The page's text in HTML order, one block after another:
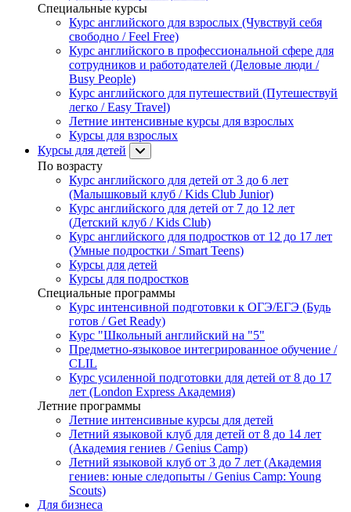
Специальные курсы
Курс английского для взрослых (Чувствуй себя
свободно / Feel Free)
Курс английского в профессиональной сфере для
сотрудников и работодателей (Деловые люди /
Busy People)
Курс английского для путешествий (Путешествуй
легко / Easy Travel)
Летние интенсивные курсы для взрослых
Курсы для взрослых
Курсы для детей
По возрасту
Курс английского для детей от 3 до 6 лет
(Малышковый клуб / Kids Club Junior)
Курс английского для детей от 7 до 12 лет
(Детский клуб / Kids Club)
Курс английского для подростков от 12 до 17 лет
(Умные подростки / Smart Teens)
Курсы для детей
Курсы для подростков
Специальные программы
Курс интенсивной подготовки к ОГЭ/ЕГЭ (Будь
готов / Get Ready)
Курс "Школьный английский на "5"
Предметно-языковое интегрированное обучение /
CLIL
Курс усиленной подготовки для детей от 8 до 17
лет (London Express Академия)
Летние программы
Летние интенсивные курсы для детей
Летний языковой клуб для детей от 8 до 14 лет
(Академия гениев / Genius Camp)
Летний языковой клуб от 3 до 7 лет (Академия
гениев: юные следопыты / Genius Camp: Young
Scouts)
Для бизнеса